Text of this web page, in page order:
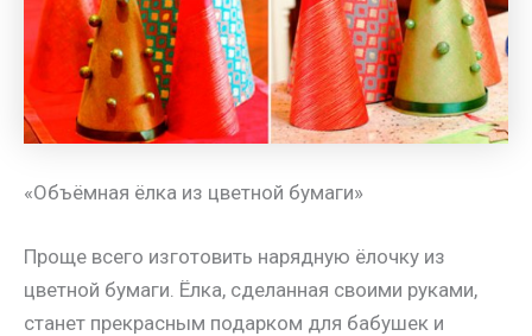
«Объёмная ёлка из цветной бумаги»
Проще всего изготовить нарядную ёлочку из
цветной бумаги. Ёлка, сделанная своими руками,
станет прекрасным подарком для бабушек и